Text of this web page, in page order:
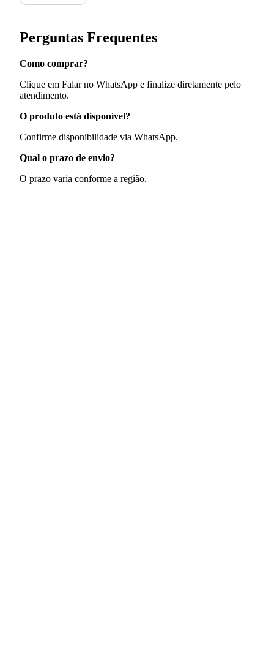
Perguntas Frequentes
Como comprar?
Clique em Falar no WhatsApp e finalize diretamente pelo
atendimento.
O produto está disponível?
Confirme disponibilidade via WhatsApp.
Qual o prazo de envio?
O prazo varia conforme a região.